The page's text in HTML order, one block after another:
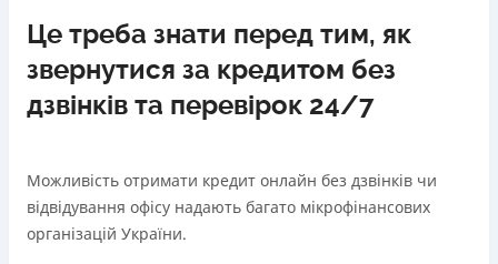
Це треба знати перед тим, як
звернутися за кредитом без
дзвінків та перевірок 24/7
Можливість отримати кредит онлайн без дзвінків чи
відвідування офісу надають багато мікрофінансових
організацій України.